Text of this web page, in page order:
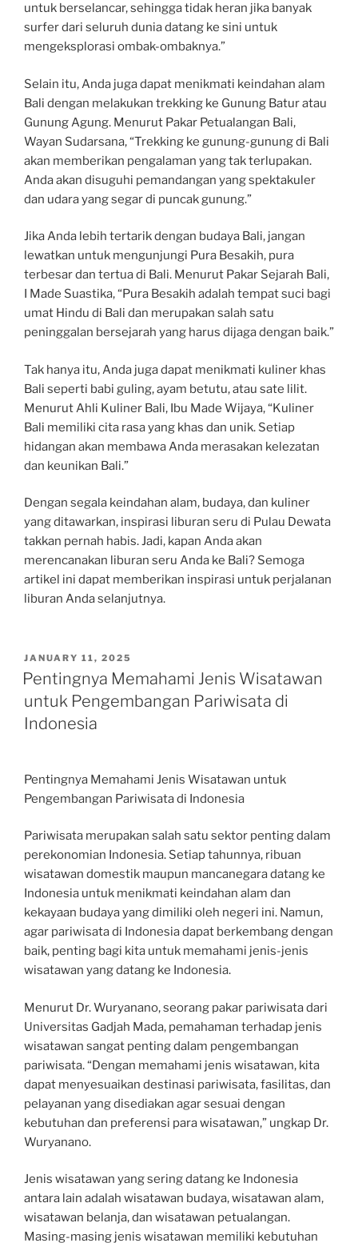
untuk berselancar, sehingga tidak heran jika banyak
surfer dari seluruh dunia datang ke sini untuk
mengeksplorasi ombak-ombaknya.”
Selain itu, Anda juga dapat menikmati keindahan alam
Bali dengan melakukan trekking ke Gunung Batur atau
Gunung Agung. Menurut Pakar Petualangan Bali,
Wayan Sudarsana, “Trekking ke gunung-gunung di Bali
akan memberikan pengalaman yang tak terlupakan.
Anda akan disuguhi pemandangan yang spektakuler
dan udara yang segar di puncak gunung.”
Jika Anda lebih tertarik dengan budaya Bali, jangan
lewatkan untuk mengunjungi Pura Besakih, pura
terbesar dan tertua di Bali. Menurut Pakar Sejarah Bali,
I Made Suastika, “Pura Besakih adalah tempat suci bagi
umat Hindu di Bali dan merupakan salah satu
peninggalan bersejarah yang harus dijaga dengan baik.”
Tak hanya itu, Anda juga dapat menikmati kuliner khas
Bali seperti babi guling, ayam betutu, atau sate lilit.
Menurut Ahli Kuliner Bali, Ibu Made Wijaya, “Kuliner
Bali memiliki cita rasa yang khas dan unik. Setiap
hidangan akan membawa Anda merasakan kelezatan
dan keunikan Bali.”
Dengan segala keindahan alam, budaya, dan kuliner
yang ditawarkan, inspirasi liburan seru di Pulau Dewata
takkan pernah habis. Jadi, kapan Anda akan
merencanakan liburan seru Anda ke Bali? Semoga
artikel ini dapat memberikan inspirasi untuk perjalanan
liburan Anda selanjutnya.
POSTED
ON
JANUARY 11, 2025
Pentingnya Memahami Jenis Wisatawan
untuk Pengembangan Pariwisata di
Indonesia
Pentingnya Memahami Jenis Wisatawan untuk
Pengembangan Pariwisata di Indonesia
Pariwisata merupakan salah satu sektor penting dalam
perekonomian Indonesia. Setiap tahunnya, ribuan
wisatawan domestik maupun mancanegara datang ke
Indonesia untuk menikmati keindahan alam dan
kekayaan budaya yang dimiliki oleh negeri ini. Namun,
agar pariwisata di Indonesia dapat berkembang dengan
baik, penting bagi kita untuk memahami jenis-jenis
wisatawan yang datang ke Indonesia.
Menurut Dr. Wuryanano, seorang pakar pariwisata dari
Universitas Gadjah Mada, pemahaman terhadap jenis
wisatawan sangat penting dalam pengembangan
pariwisata. “Dengan memahami jenis wisatawan, kita
dapat menyesuaikan destinasi pariwisata, fasilitas, dan
pelayanan yang disediakan agar sesuai dengan
kebutuhan dan preferensi para wisatawan,” ungkap Dr.
Wuryanano.
Jenis wisatawan yang sering datang ke Indonesia
antara lain adalah wisatawan budaya, wisatawan alam,
wisatawan belanja, dan wisatawan petualangan.
Masing-masing jenis wisatawan memiliki kebutuhan